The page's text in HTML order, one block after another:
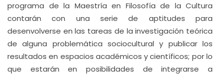
programa de la Maestría en Filosofía de la Cultura
contarán con una serie de aptitudes para
desenvolverse en las tareas de la investigación teórica
de alguna problemática sociocultural y publicar los
resultados en espacios académicos y científicos; por lo
que estarán en posibilidades de integrarse a